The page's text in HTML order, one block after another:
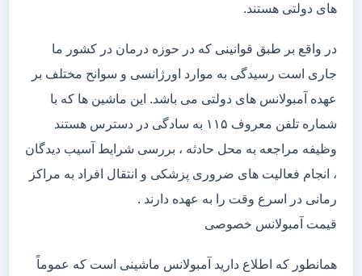
های دولتی هستند.
در واقع بر طبق قوانینی که در حوزه درمان در کشور ما
جاری است رسیدگی به موارد اورژانسی و سوانح مختلف بر
عهده آمبولانس های دولتی می باشد. این ماشین ها که با
شماره تلفن معروف ۱۱۵ به سادگی در دسترس هستند
وظیفه مراجعه به محل حادثه ، بررسی شرایط آسیب دیدگان
، انجام فعالیت های ضروری پزشکی و انتقال افراد به مراکز
رمانی در اسرع وقت را به عهده دارند .
قیمت آمبولانس خصوصی
همانطور که اطلاع دارید آمبولانس ماشینی است که عموماً